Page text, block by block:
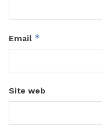
Email *
Site web